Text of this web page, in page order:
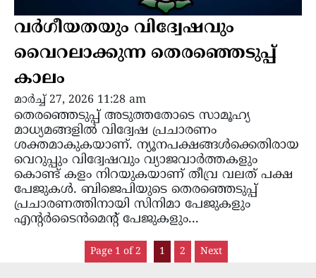
വര്‍ഗീയതയും വിദ്വേഷവും
വൈറലാക്കുന്ന തെരഞ്ഞെടുപ്പ്
കാലം
മാർച്ച്‌ 27, 2026 11:28 am
തെരഞ്ഞെടുപ്പ് അടുത്തതോടെ സാമൂഹ്യ
മാധ്യമങ്ങളിൽ വിദ്വേഷ പ്രചാരണം
ശക്തമാകുകയാണ്. ന്യൂനപക്ഷങ്ങൾക്കെതിരായ
വെറുപ്പും വിദ്വേഷവും വ്യാജവാർത്തകളും
കൊണ്ട് കളം നിറയുകയാണ് തീവ്ര വലത് പക്ഷ
പേജുകൾ. ബിജെപിയുടെ തെരഞ്ഞെടുപ്പ്
പ്രചാരണത്തിനായി സിനിമാ പേജുകളും
എന്റർടൈൻമെന്റ് പേജുകളും...
Page 1 of 2 1 2 Next